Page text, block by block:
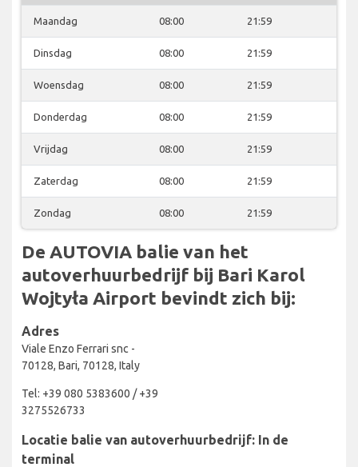
Maandag 08:00 21:59
Dinsdag 08:00 21:59
Woensdag 08:00 21:59
Donderdag 08:00 21:59
Vrijdag 08:00 21:59
Zaterdag 08:00 21:59
Zondag 08:00 21:59
De AUTOVIA balie van het
autoverhuurbedrijf bij Bari Karol
Wojtyła Airport bevindt zich bij:
Adres
Viale Enzo Ferrari snc -
70128, Bari, 70128, Italy
Tel: +39 080 5383600 / +39
3275526733
Locatie balie van autoverhuurbedrijf: In de
terminal